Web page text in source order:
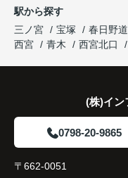
と大変喜ばれ
住み替え後は
家族全員にと
駅から探す
三ノ宮
宝塚 春日野道
西宮
青木 西宮北口
(株)イン
0798-20-9865
〒662-0051